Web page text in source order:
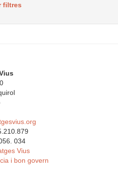
filtres
034
Vius
i bon govern